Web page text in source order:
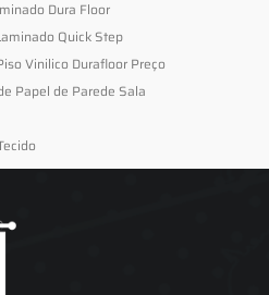
Dura Floor
Quick Step
Vinilico Durafloor Preço
Papel de Parede Sala